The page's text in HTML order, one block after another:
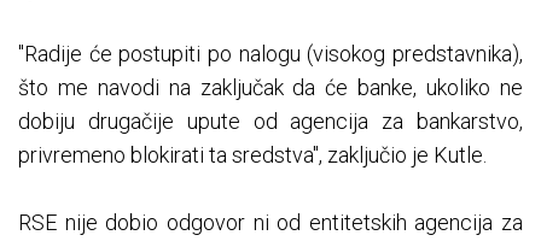
"Radije će postupiti po nalogu (visokog predstavnika),
što me navodi na zaključak da će banke, ukoliko ne
dobiju drugačije upute od agencija za bankarstvo,
privremeno blokirati ta sredstva", zaključio je Kutle.
RSE nije dobio odgovor ni od entitetskih agencija za